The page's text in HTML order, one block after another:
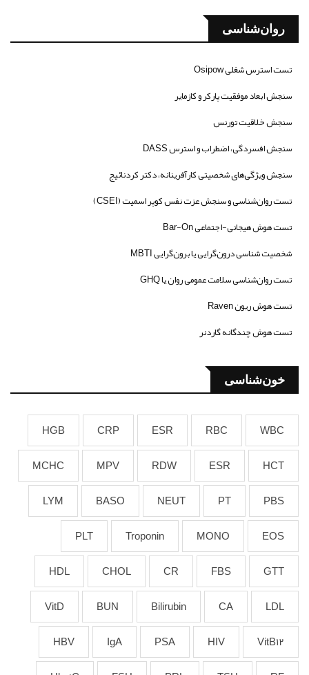
روان‌شناسی
تست استرس شغلی Osipow
سنجش ابعاد موفقیت پارکر و کازمایر
سنجش خلاقیت تورنس
سنجش افسردگی، اضطراب و استرس DASS
سنجش ویژگی‌های شخصیتی کارآفرینانه، دکتر کردنائیج
تست روان‌شناسی و سنجش عزت نفس کوپر اسمیت (CSEI)
تست هوش هیجانی-اجتماعی Bar-On
شخصیت شناسی درون‌گرایی یا برون‌گرایی MBTI
تست روان‌شناسی سلامت عمومی روان یا GHQ
تست هوش ریون Raven
تست هوش چندگانه گاردنر
خون‌شناسی
WBC
RBC
ESR
CRP
HGB
HCT
ESR
RDW
MPV
MCHC
PBS
PT
NEUT
BASO
LYM
EOS
MONO
Troponin
PLT
GTT
FBS
CR
CHOL
HDL
LDL
CA
Bilirubin
BUN
VitD
VitB12
HIV
PSA
IgA
HBV